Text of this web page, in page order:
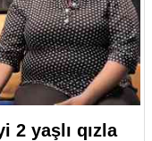
2 yaşlı qızla